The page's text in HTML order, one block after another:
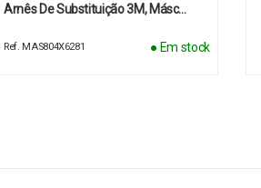
Arnês De Substituição 3M, Másc…
Ref. MAS804X6281 ● Em stock